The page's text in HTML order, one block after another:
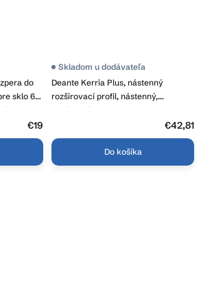
do
sklo 6
REA-
€19
Deante Kerria Plus, nástenný
rozširovací profil, nástenný,
chrómová, DEA-KTS_022X
Skladom u dodávateľa
€42,81
Do košíka